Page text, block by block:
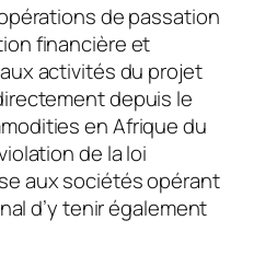
de passation
financière et
activités du projet
depuis le
en Afrique du
de la loi
aux sociétés opérant
d’y tenir également